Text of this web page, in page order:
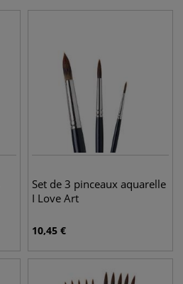
Set de 3 pinceaux aquarelle
I Love Art
10,45 €